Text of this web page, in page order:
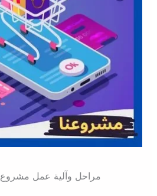
مراحل وآلية عمل مشروع